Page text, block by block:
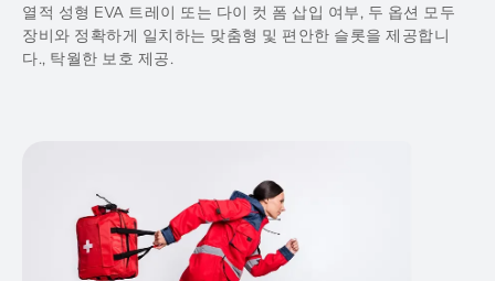
열적 성형 EVA 트레이 또는 다이 컷 폼 삽입 여부, 두 옵션 모두
장비와 정확하게 일치하는 맞춤형 및 편안한 슬롯을 제공합니
다., 탁월한 보호 제공.